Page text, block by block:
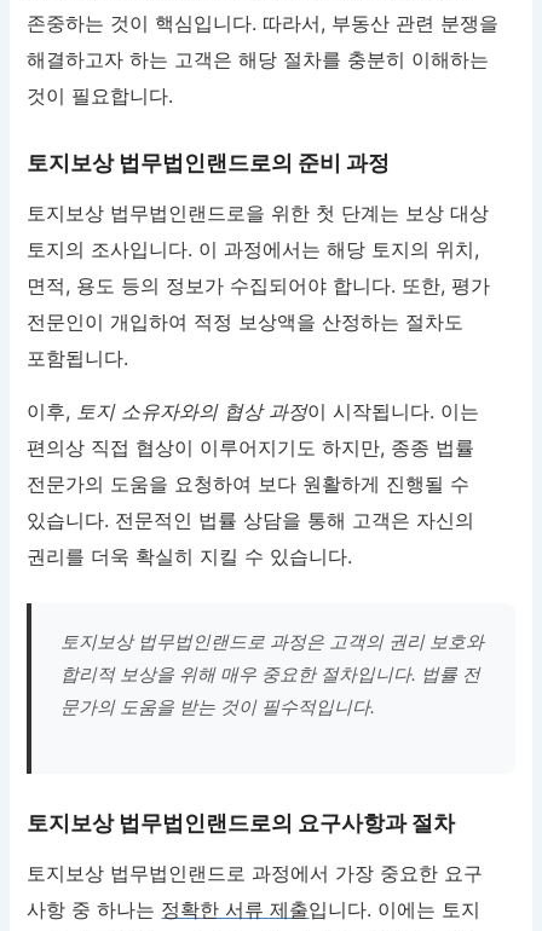
존중하는 것이 핵심입니다. 따라서, 부동산 관련 분쟁을
해결하고자 하는 고객은 해당 절차를 충분히 이해하는
것이 필요합니다.
토지보상 법무법인랜드로의 준비 과정
토지보상 법무법인랜드로을 위한 첫 단계는 보상 대상
토지의 조사입니다. 이 과정에서는 해당 토지의 위치,
면적, 용도 등의 정보가 수집되어야 합니다. 또한, 평가
전문인이 개입하여 적정 보상액을 산정하는 절차도
포함됩니다.
이후, 토지 소유자와의 협상 과정이 시작됩니다. 이는
편의상 직접 협상이 이루어지기도 하지만, 종종 법률
전문가의 도움을 요청하여 보다 원활하게 진행될 수
있습니다. 전문적인 법률 상담을 통해 고객은 자신의
권리를 더욱 확실히 지킬 수 있습니다.
토지보상 법무법인랜드로 과정은 고객의 권리 보호와
합리적 보상을 위해 매우 중요한 절차입니다. 법률 전
문가의 도움을 받는 것이 필수적입니다.
토지보상 법무법인랜드로의 요구사항과 절차
토지보상 법무법인랜드로 과정에서 가장 중요한 요구
사항 중 하나는 정확한 서류 제출입니다. 이에는 토지